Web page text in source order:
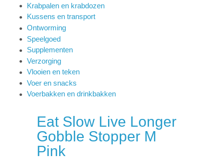
Krabpalen en krabdozen
Kussens en transport
Ontworming
Speelgoed
Supplementen
Verzorging
Vlooien en teken
Voer en snacks
Voerbakken en drinkbakken
Eat Slow Live Longer
Gobble Stopper M
Pink